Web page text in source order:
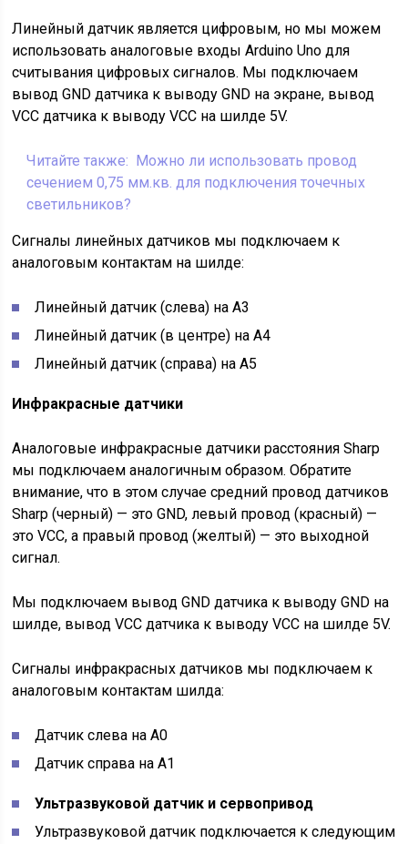
Линейный датчик является цифровым, но мы можем
использовать аналоговые входы Arduino Uno для
считывания цифровых сигналов. Мы подключаем
вывод GND датчика к выводу GND на экране, вывод
VCC датчика к выводу VCC на шилде 5V.
Читайте также: Можно ли использовать провод
сечением 0,75 мм.кв. для подключения точечных
светильников?
Сигналы линейных датчиков мы подключаем к
аналоговым контактам на шилде:
Линейный датчик (слева) на A3
Линейный датчик (в центре) на А4
Линейный датчик (справа) на A5
Инфракрасные датчики
Аналоговые инфракрасные датчики расстояния Sharp
мы подключаем аналогичным образом. Обратите
внимание, что в этом случае средний провод датчиков
Sharp (черный) — это GND, левый провод (красный) —
это VCC, а правый провод (желтый) — это выходной
сигнал.
Мы подключаем вывод GND датчика к выводу GND на
шилде, вывод VCC датчика к выводу VCC на шилде 5V.
Сигналы инфракрасных датчиков мы подключаем к
аналоговым контактам шилда:
Датчик слева на A0
Датчик справа на А1
Ультразвуковой датчик и сервопривод
Ультразвуковой датчик подключается к следующим